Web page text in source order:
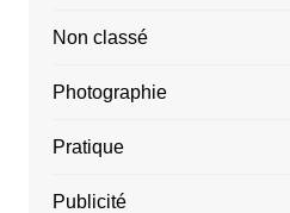
Non classé
Photographie
Pratique
Publicité